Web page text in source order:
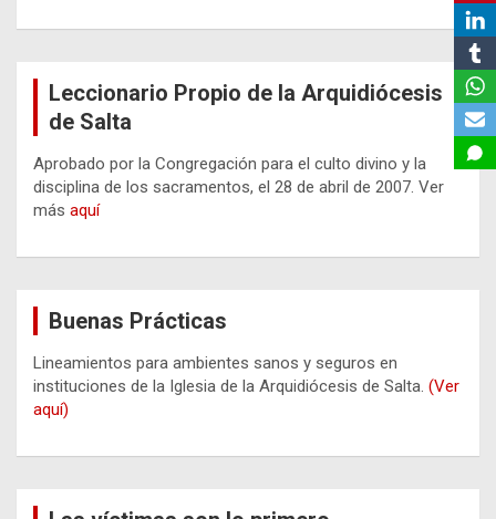
Leccionario Propio de la Arquidiócesis
de Salta
Aprobado por la Congregación para el culto divino y la
disciplina de los sacramentos, el 28 de abril de 2007. Ver
más aquí
Buenas Prácticas
Lineamientos para ambientes sanos y seguros en
instituciones de la Iglesia de la Arquidiócesis de Salta. (Ver
aquí)